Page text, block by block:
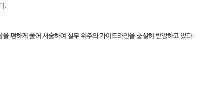
.
편하게 풀어 서술하여 실무 위주의 가이드라인을 충실히 반영하고 있다.